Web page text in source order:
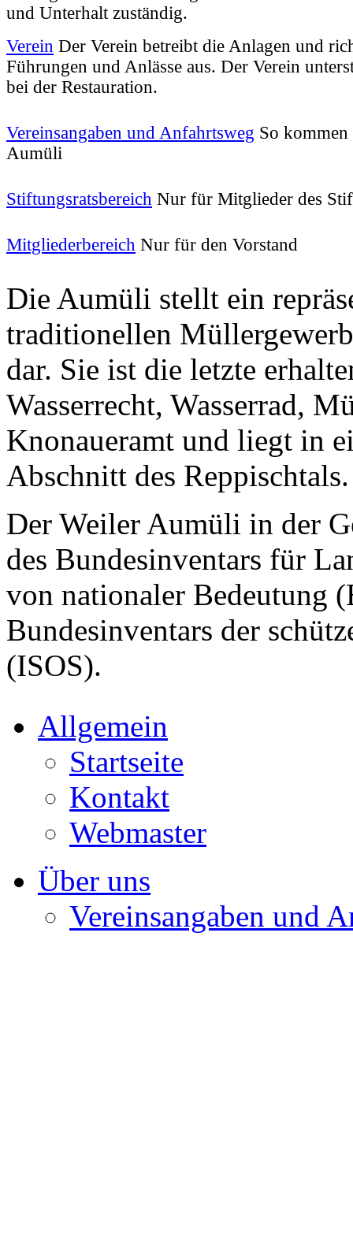
und Unterhalt zuständig.
Verein Der Verein betreibt die Anlagen und
Führungen und Anlässe aus. Der Verein
bei der Restauration.
Vereinsangaben und Anfahrtsweg So kommen
Aumüli
Stiftungsratsbereich Nur für Mitglieder des
Mitgliederbereich Nur für den Vorstand
Die Aumüli stellt ein
traditionellen
dar. Sie ist die letzte
Wasserrecht, Wasserrad,
Knonaueramt und liegt in
Abschnitt des Reppischtals.
Der Weiler Aumüli in der
des Bundesinventars für
von nationaler Bedeutung
Bundesinventars der
(ISOS).
Allgemein
Startseite
Kontakt
Webmaster
Über uns
Vereinsangaben und